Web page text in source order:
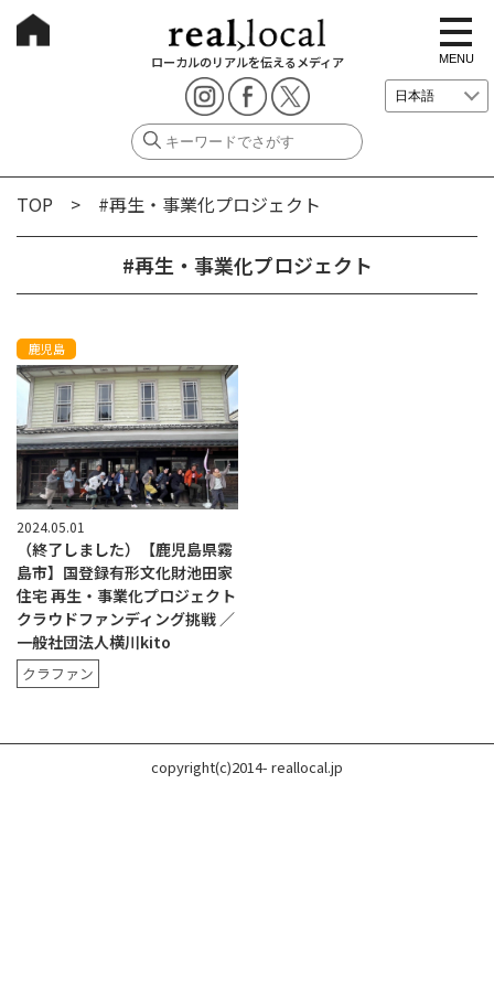
ローカルのリアルを伝えるメディア
t
o
g
g
e
i
i
MENU
TOP > #再生・事業化プロジェクト
#再生・事業化プロジェクト
鹿児島
2024.05.01
（終了しました）【鹿児島県霧
島市】国登録有形文化財池田家
住宅 再生・事業化プロジェクト
クラウドファンディング挑戦 ／
一般社団法人横川kito
クラファン
copyright(c)2014- reallocal.jp